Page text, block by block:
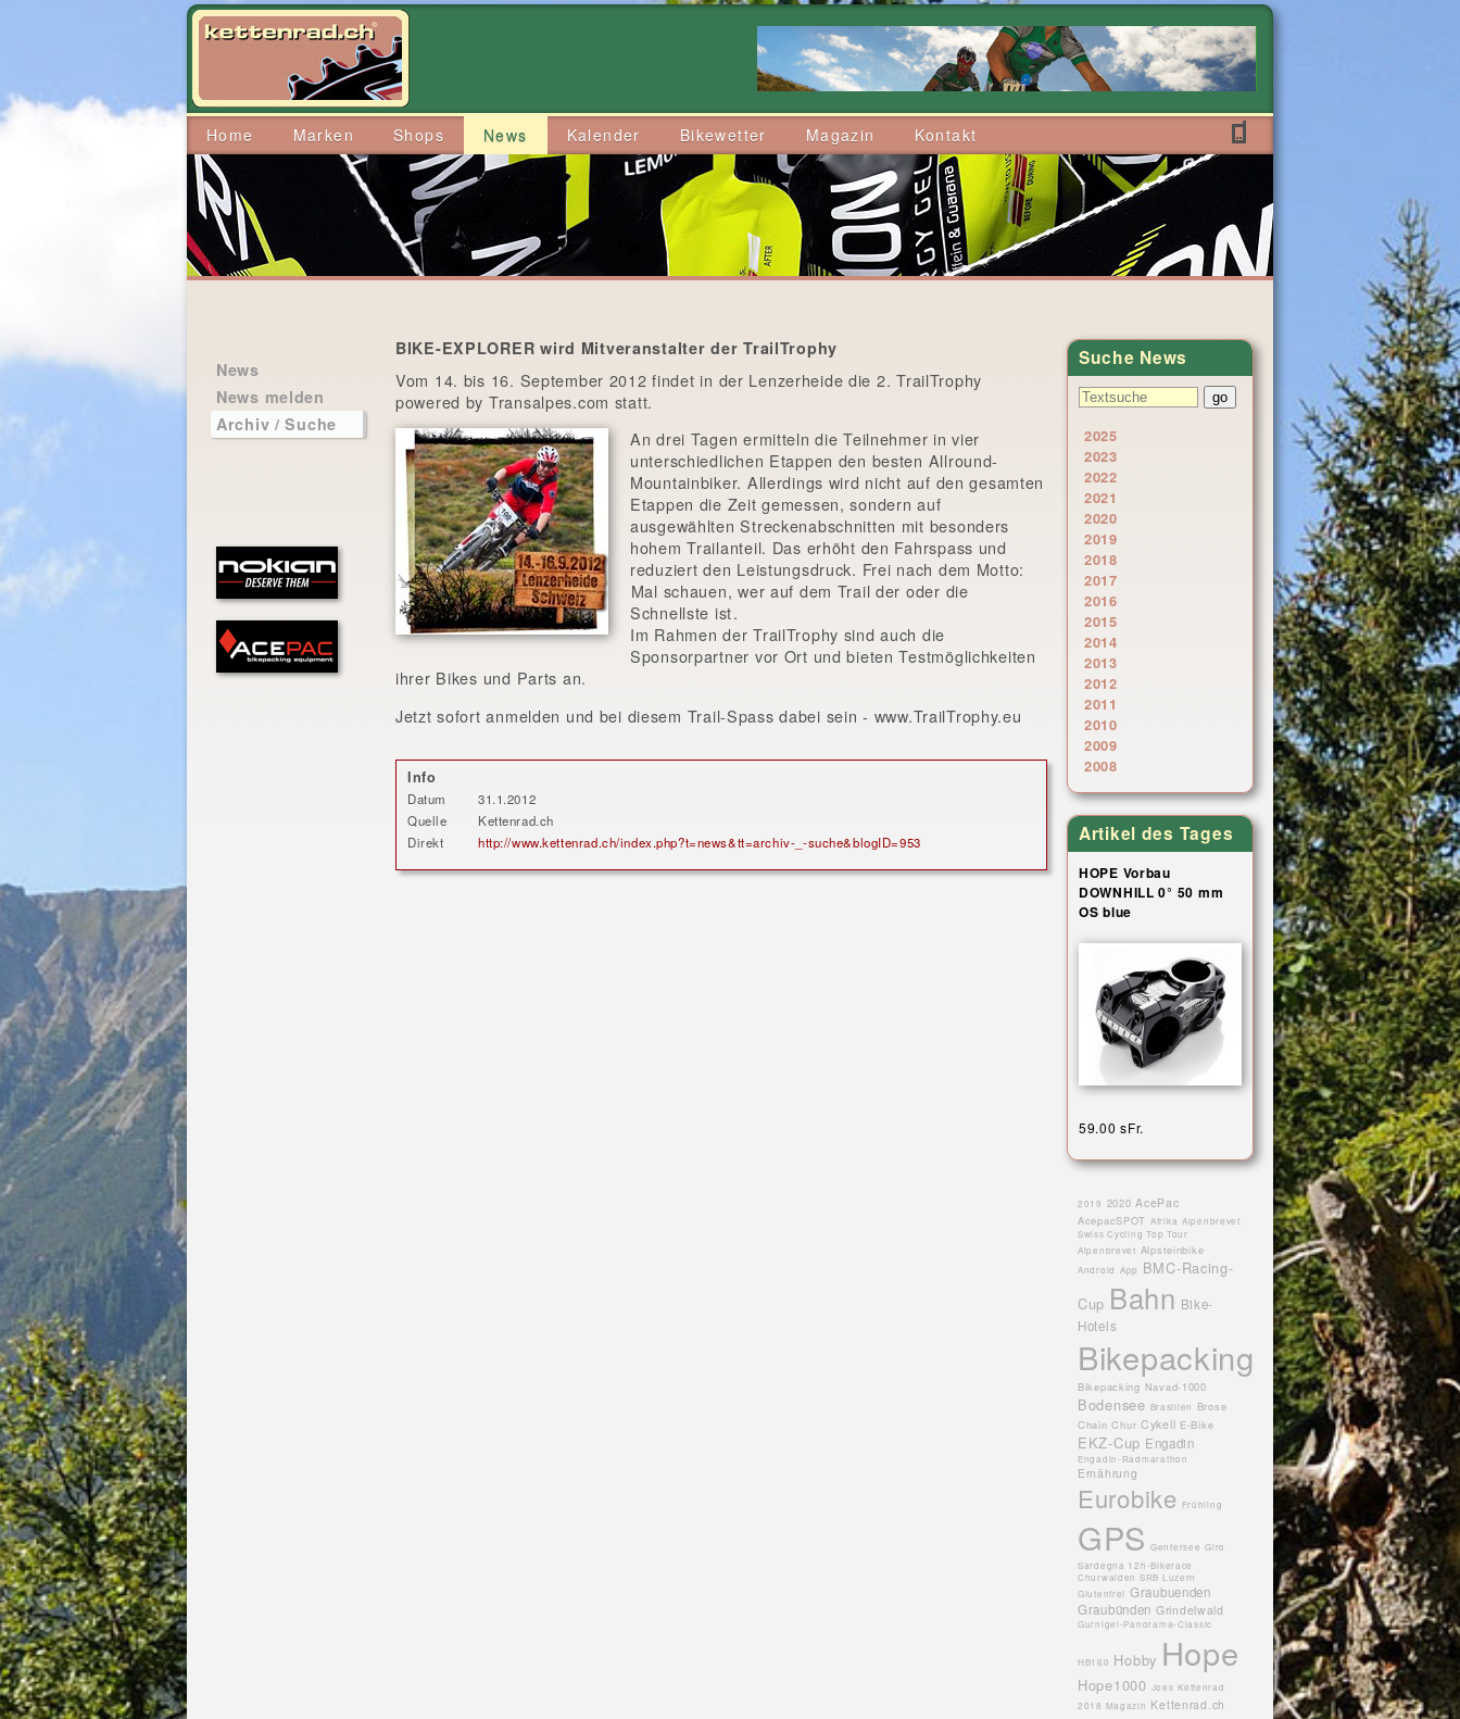
Home Marken Shops News Kalender Bikewetter Magazin Kontakt
News
News melden
Archiv / Suche
BIKE-EXPLORER wird Mitveranstalter der TrailTrophy
Vom 14. bis 16. September 2012 findet in der Lenzerheide die 2. TrailTrophy
powered by Transalpes.com statt.
An drei Tagen ermitteln die Teilnehmer in vier
unterschiedlichen Etappen den besten Allround-
Mountainbiker. Allerdings wird nicht auf den gesamten
Etappen die Zeit gemessen, sondern auf
ausgewählten Streckenabschnitten mit besonders
hohem Trailanteil. Das erhöht den Fahrspass und
reduziert den Leistungsdruck. Frei nach dem Motto:
Mal schauen, wer auf dem Trail der oder die
Schnellste ist.
Im Rahmen der TrailTrophy sind auch die
Sponsorpartner vor Ort und bieten Testmöglichkeiten
ihrer Bikes und Parts an.
Jetzt sofort anmelden und bei diesem Trail-Spass dabei sein - www.TrailTrophy.eu
Info
Datum
31.1.2012
Quelle
Kettenrad.ch
Direkt
http://www.kettenrad.ch/index.php?t=news&tt=archiv-_-suche&blogID=953
Suche News
2025
2023
2022
2021
2020
2019
2018
2017
2016
2015
2014
2013
2012
2011
2010
2009
2008
Artikel des Tages
HOPE Vorbau
DOWNHILL 0° 50 mm
OS blue
59.00 sFr.
2019 2020 AcePac
AcepacSPOT Afrika Alpenbrevet
Swiss Cycling Top Tour
Alpenbrevet Alpsteinbike
Android App
BMC-Racing-
Cup Bahn Bike-
Hotels
Bikepacking
Bikepacking Navad-1000
Bodensee Brasilien
Brose
Chain Chur Cykell E-Bike
EKZ-Cup Engadin
Engadin-Radmarathon
Ernährung
Eurobike Frühling
GPS Genfersee Giro
Sardegna 12h-Bikerace
Churwalden SRB Luzern
Glutenfrei Graubuenden
Graubünden Grindelwald
Gurnigel-Panorama-Classic
HB160 Hobby Hope
Hope1000 Joes Kettenrad
2018 Magazin Kettenrad.ch